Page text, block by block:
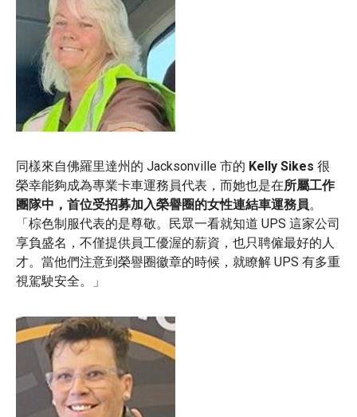
同樣來自佛羅里達州的 Jacksonville 市的 Kelly Sikes 很
榮幸能夠成為專業卡車運務員代表，而她也是在所屬工作
團隊中，首位受招募加入榮譽圈的女性連結車運務員。
「棕色制服代表的是尊敬。民眾一看就知道 UPS 這家公司
享負盛名，不僅提供員工優渥的薪資，也只聘僱最好的人
才。當他們注意到榮譽圈徽章的時候，就瞭解 UPS 有多重
視駕駛安全。」